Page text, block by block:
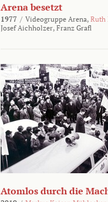
Arena besetzt
1977 / Videogruppe Arena, Ruth
Josef Aichholzer, Franz Grafl
Atomlos durch die